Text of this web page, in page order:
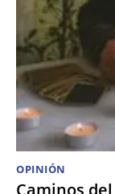
OPINIÓN